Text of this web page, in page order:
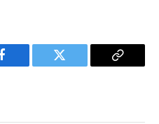
Facebook Twitter
Copy